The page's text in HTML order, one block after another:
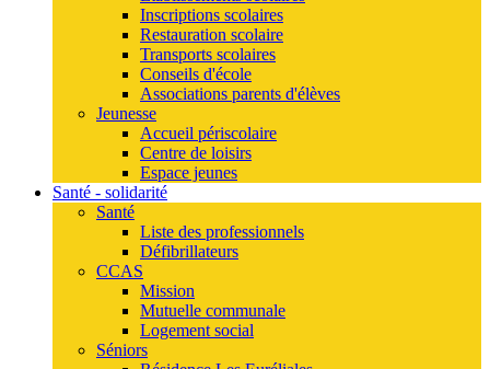
Inscriptions scolaires
Restauration scolaire
Transports scolaires
Conseils d'école
Associations parents d'élèves
Jeunesse
Accueil périscolaire
Centre de loisirs
Espace jeunes
Santé - solidarité
Santé
Liste des professionnels
Défibrillateurs
CCAS
Mission
Mutuelle communale
Logement social
Séniors